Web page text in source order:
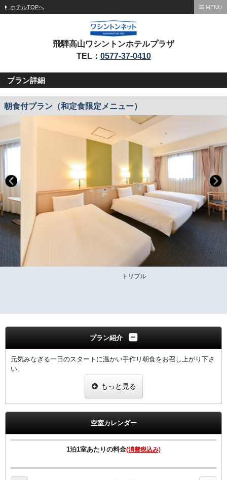
ホテルTOPへ MENU
飛騨高山ワシントンホテルプラザ
TEL： 0577-37-0410
プラン詳細
朝食付プラン（和定食限定メニュー）
トリプル
プラン紹介
元気みなぎる一日のスタートに温かい手作り朝食をお召し上がり下さ
い。
領収書は、宿泊代として一括表記されます。
飛騨の郷土料理を豊富に盛り込んだ和定食（現在和朝食のみの提供と
なります）
完備。
もっと見る
空室カレンダー
1泊1室あたりの料金(消費税込み)